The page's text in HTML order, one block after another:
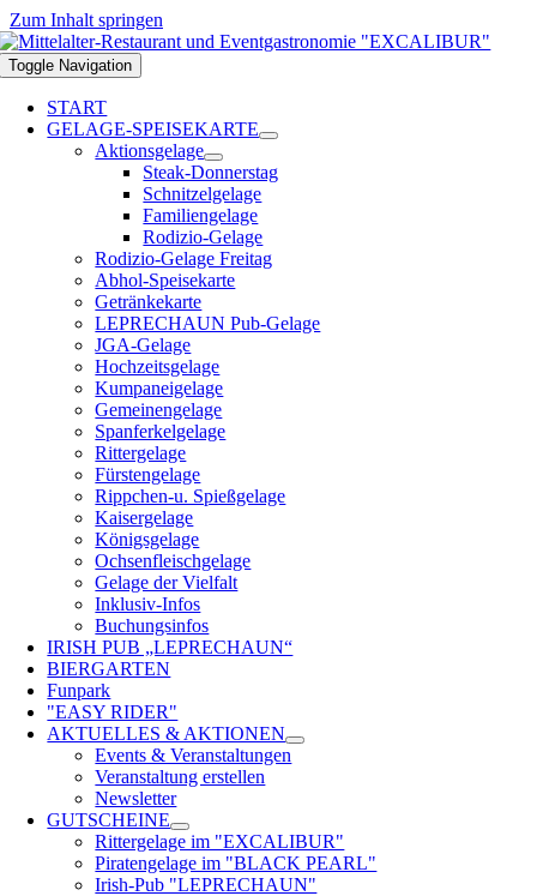
Zum Inhalt springen
Toggle Navigation
START
GELAGE-SPEISEKARTE
Aktionsgelage
Steak-Donnerstag
Schnitzelgelage
Familiengelage
Rodizio-Gelage
Rodizio-Gelage Freitag
Abhol-Speisekarte
Getränkekarte
LEPRECHAUN Pub-Gelage
JGA-Gelage
Hochzeitsgelage
Kumpaneigelage
Gemeinengelage
Spanferkelgelage
Rittergelage
Fürstengelage
Rippchen-u. Spießgelage
Kaisergelage
Königsgelage
Ochsenfleischgelage
Gelage der Vielfalt
Inklusiv-Infos
Buchungsinfos
IRISH PUB „LEPRECHAUN“
BIERGARTEN
Funpark
"EASY RIDER"
AKTUELLES & AKTIONEN
Events & Veranstaltungen
Veranstaltung erstellen
Newsletter
GUTSCHEINE
Rittergelage im "EXCALIBUR"
Piratengelage im "BLACK PEARL"
Irish-Pub "LEPRECHAUN"